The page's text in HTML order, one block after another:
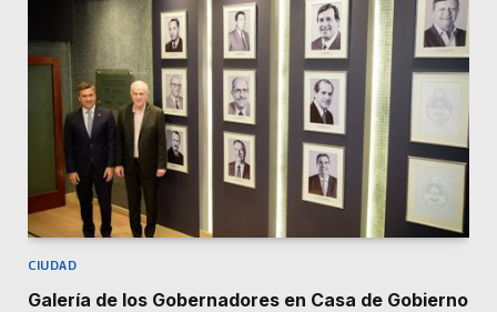
CIUDAD
Galería de los Gobernadores en Casa de Gobierno